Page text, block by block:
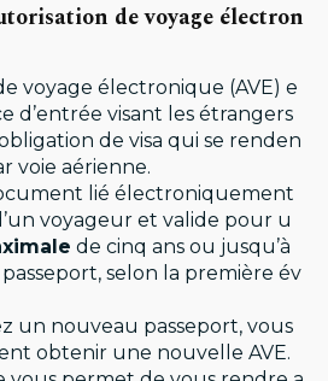
de voyage électron
voyage électronique (AVE) e
d’entrée visant les étrangers
de visa qui se renden
voie aérienne.
lié électroniquement
voyageur et valide pour u
de cinq ans ou jusqu’à
passeport, selon la première év
un nouveau passeport, vous
obtenir une nouvelle AVE.